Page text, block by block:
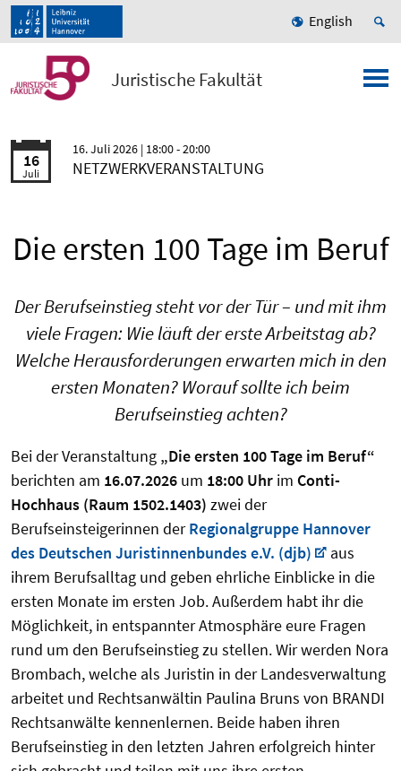
English
Juristische Fakultät
16
Juli
16. Juli 2026 | 18:00 - 20:00
NETZWERKVERANSTALTUNG
Die ersten 100 Tage im Beruf
Der Berufseinstieg steht vor der Tür – und mit ihm
viele Fragen: Wie läuft der erste Arbeitstag ab?
Welche Herausforderungen erwarten mich in den
ersten Monaten? Worauf sollte ich beim
Berufseinstieg achten?
Bei der Veranstaltung „Die ersten 100 Tage im Beruf“
berichten am 16.07.2026 um 18:00 Uhr im Conti-
Hochhaus (Raum 1502.1403) zwei der
Berufseinsteigerinnen derRegionalgruppe Hannover
des Deutschen Juristinnenbundes e.V. (djb)
aus
ihrem Berufsalltag und geben ehrliche Einblicke in die
ersten Monate im ersten Job. Außerdem habt ihr die
Möglichkeit, in entspannter Atmosphäre eure Fragen
rund um den Berufseinstieg zu stellen. Wir werden Nora
Brombach, welche als Juristin in der Landesverwaltung
arbeitet und Rechtsanwältin Paulina Bruns von BRANDI
Rechtsanwälte kennenlernen. Beide haben ihren
Berufseinstieg in den letzten Jahren erfolgreich hinter